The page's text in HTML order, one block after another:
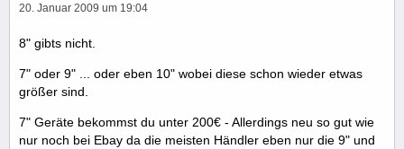
20. Januar 2009 um 19:04
8" gibts nicht.
7" oder 9" ... oder eben 10" wobei diese schon wieder etwas
größer sind.
7" Geräte bekommst du unter 200€ - Allerdings neu so gut wie
nur noch bei Ebay da die meisten Händler eben nur die 9" und